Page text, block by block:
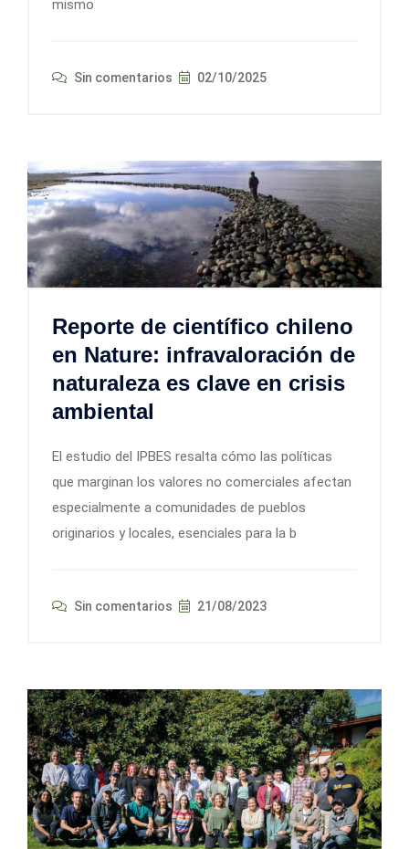
mismo
Sin comentarios 02/10/2025
Reporte de científico chileno
en Nature: infravaloración de
naturaleza es clave en crisis
ambiental
El estudio del IPBES resalta cómo las políticas
que marginan los valores no comerciales afectan
especialmente a comunidades de pueblos
originarios y locales, esenciales para la b
Sin comentarios 21/08/2023